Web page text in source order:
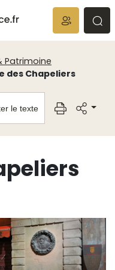
Patrimoine
des Chapeliers
le texte